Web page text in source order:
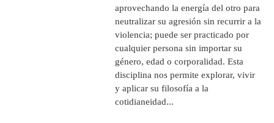
aprovechando la energía del otro para
neutralizar su agresión sin recurrir a la
violencia; puede ser practicado por
cualquier persona sin importar su
género, edad o corporalidad. Esta
disciplina nos permite explorar, vivir
y aplicar su filosofía a la
cotidianeidad...